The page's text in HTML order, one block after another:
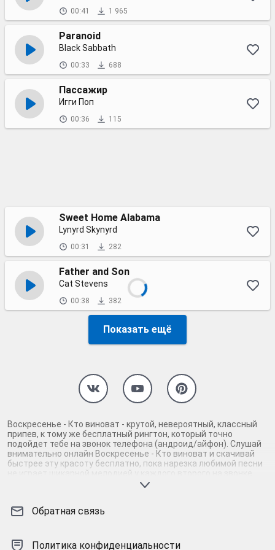
00:41 1 965
Paranoid
Black Sabbath
00:33 688
Пассажир
Игги Поп
00:36 115
Sweet Home Alabama
Lynyrd Skynyrd
00:31 282
Father and Son
Cat Stevens
00:38 382
Показать ещё
Воскресенье - Кто виноват - крутой, невероятный, классный
припев, к тому же бесплатный рингтон, который точно
подойдет тебе на звонок телефона (андроид/айфон). Слушай
внимательно онлайн Воскресенье - Кто виноват и скачивай
быстрее эту красоту бесплатно, пока нарезка любимой песни
не играет шикарной мелодией у каждого второго на звонке.
Будь первым, кто скачает бесплатно сей шедевр музыки и
скачать другую нарезку mp3 песни на звонок телефона, ну, или
восхитительно качественной нарезкой музыки сложно будет
Обратная связь
Политика конфиденциальности